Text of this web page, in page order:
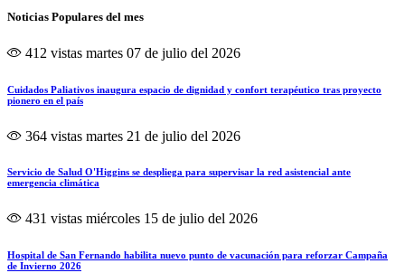
Noticias Populares del mes
412 vistas martes 07 de julio del 2026
Cuidados Paliativos inaugura espacio de dignidad y confort terapéutico tras proyecto
pionero en el país
364 vistas martes 21 de julio del 2026
Servicio de Salud O'Higgins se despliega para supervisar la red asistencial ante
emergencia climática
431 vistas miércoles 15 de julio del 2026
Hospital de San Fernando habilita nuevo punto de vacunación para reforzar Campaña
de Invierno 2026